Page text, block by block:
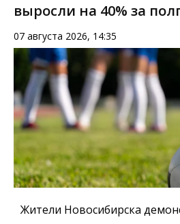
выросли на 40% за
07 августа 2026, 14:35
Жители Новосибирска